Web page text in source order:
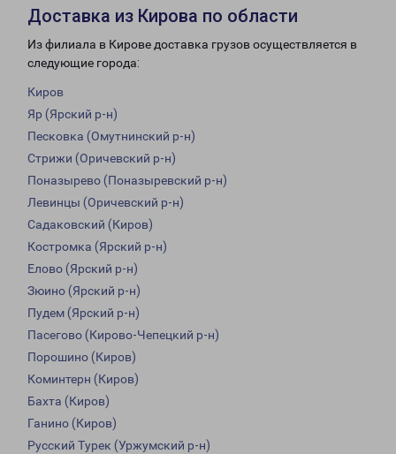
Доставка из Кирова по области
Из филиала в Кирове доставка грузов осуществляется в
следующие города:
Киров
Яр (Ярский р-н)
Песковка (Омутнинский р-н)
Стрижи (Оричевский р-н)
Поназырево (Поназыревский р-н)
Левинцы (Оричевский р-н)
Садаковский (Киров)
Костромка (Ярский р-н)
Елово (Ярский р-н)
Зюино (Ярский р-н)
Пудем (Ярский р-н)
Пасегово (Кирово-Чепецкий р-н)
Порошино (Киров)
Коминтерн (Киров)
Бахта (Киров)
Ганино (Киров)
Русский Турек (Уржумский р-н)